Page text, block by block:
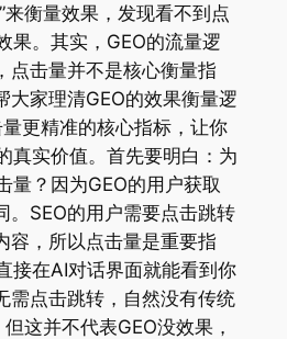
来衡量效果，发现看不到点
果。其实，GEO的流量逻
点击量并不是核心衡量指
大家理清GEO的效果衡量逻
更精准的核心指标，让你
真实价值。首先要明白：为
量？因为GEO的用户获取
。SEO的用户需要点击跳转
容，所以点击量是重要指
接在AI对话界面就能看到你
需点击跳转，自然没有传统
这并不代表GEO没效果，